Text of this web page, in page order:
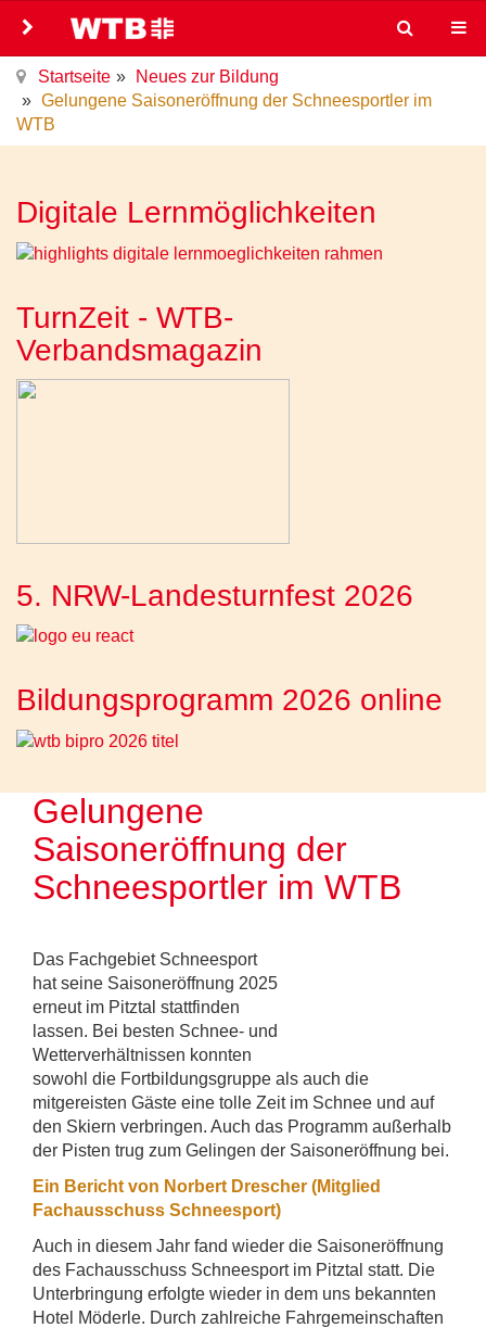
Startseite
Neues zur Bildung
Gelungene Saisoneröffnung der Schneesportler im
WTB
Digitale Lernmöglichkeiten
TurnZeit - WTB-
Verbandsmagazin
5. NRW-Landesturnfest 2026
Bildungsprogramm 2026 online
Gelungene
Saisoneröffnung der
Schneesportler im WTB
Das Fachgebiet Schneesport
hat seine Saisoneröffnung 2025
erneut im Pitztal stattfinden
lassen. Bei besten Schnee- und
Wetterverhältnissen konnten
sowohl die Fortbildungsgruppe als auch die
mitgereisten Gäste eine tolle Zeit im Schnee und auf
den Skiern verbringen. Auch das Programm außerhalb
der Pisten trug zum Gelingen der Saisoneröffnung bei.
Ein Bericht von Norbert Drescher (Mitglied
Fachausschuss Schneesport)
Auch in diesem Jahr fand wieder die Saisoneröffnung
des Fachausschuss Schneesport im Pitztal statt. Die
Unterbringung erfolgte wieder in dem uns bekannten
Hotel Möderle. Durch zahlreiche Fahrgemeinschaften